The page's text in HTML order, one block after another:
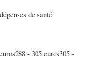
de santé
- 305 euros305 -